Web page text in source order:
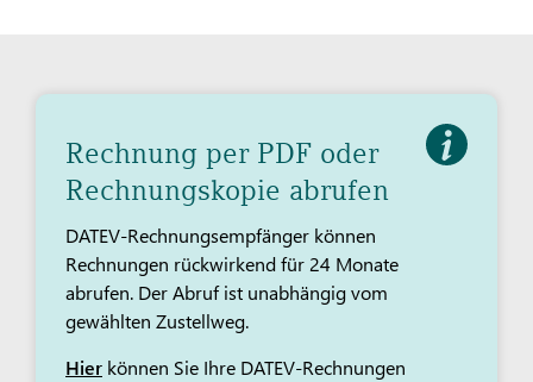
Rechnung per PDF oder
Rechnungskopie abrufen
DATEV-Rechnungsempfänger können
Rechnungen rückwirkend für 24 Monate
abrufen. Der Abruf ist unabhängig vom
gewählten Zustellweg.
Hier können Sie Ihre DATEV-Rechnungen